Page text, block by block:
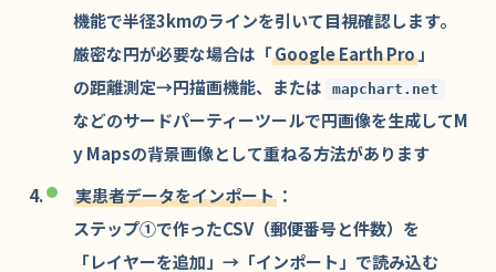
機能で半径3kmのラインを引いて目視確認します。
厳密な円が必要な場合は「Google Earth Pro 」
の距離測定→円描画機能、または
mapchart.net
などのサードパーティーツールで円画像を生成してM
y Mapsの背景画像として重ねる方法があります
実患者データをインポート ：
ステップ①で作ったCSV（郵便番号と件数）を
「レイヤーを追加」→「インポート」で読み込む